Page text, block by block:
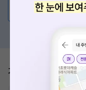
💬 무엇이든 물어보
가격표